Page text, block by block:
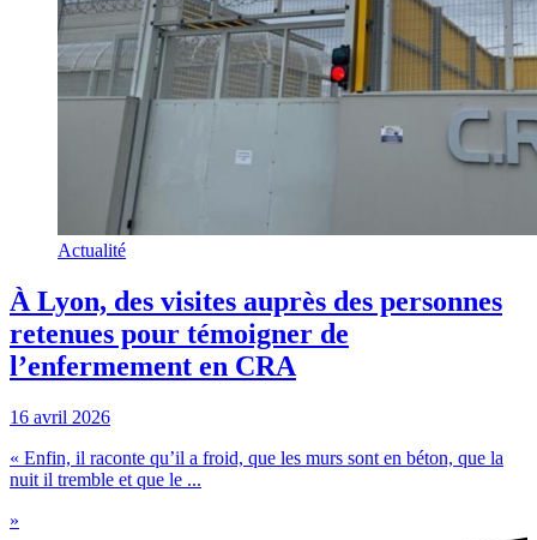
Actualité
À Lyon, des visites auprès des personnes
retenues pour témoigner de
l’enfermement en CRA
16 avril 2026
« Enfin, il raconte qu’il a froid, que les murs sont en béton, que la
nuit il tremble et que le ...
»